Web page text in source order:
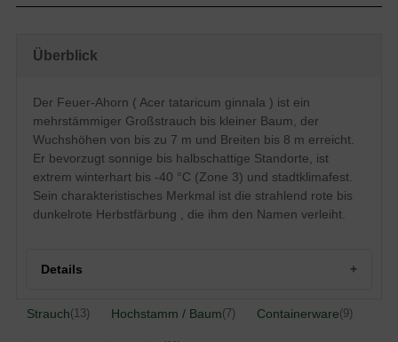
Wuchs
Wuchshöhe
bis zu 7 m
Blatt
Sommergrün, 3 bis 5 lappig, frischgrün,
Herbstfärbung strahlend rot bis dunkelrot,
gesägt, bis zu 8 cm lang
Frucht
Rötliche Fruchtflügel, bis zu 3 cm lang
Blüte
Weißgelbe Blüten, duftend
Blütezeit
Mai / Juni
Wurzeln
Boden
staunasse Böden vermeiden
Sonnig bis halbschattig
Überblick
Der Feuer-Ahorn ( Acer tataricum ginnala ) ist ein
mehrstämmiger Großstrauch bis kleiner Baum, der
Wuchshöhen von bis zu 7 m und Breiten bis 8 m erreicht.
Er bevorzugt sonnige bis halbschattige Standorte, ist
extrem winterhart bis -40 °C (Zone 3) und stadtklimafest.
Sein charakteristisches Merkmal ist die strahlend rote bis
dunkelrote Herbstfärbung , die ihm den Namen verleiht.
Details
Strauch(13) Hochstamm / Baum(7) Containerware(9)